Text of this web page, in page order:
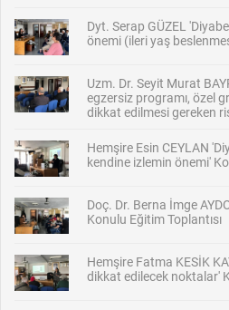
Dyt. Serap GÜZEL
önemi (ileri yaş
Uzm. Dr. Seyit Murat
egzersiz programı, özel
dikkat edilmesi gereken
Hemşire Esin CEYLAN
kendine izlemin önemi'
Doç. Dr. Berna İmge
Konulu Eğitim Toplantısı
Hemşire Fatma KESİK
dikkat edilecek noktalar'